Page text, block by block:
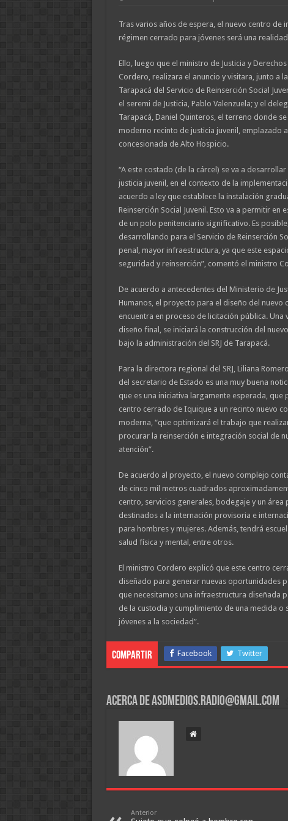
Tras varios años de espera, el nuevo centro de
régimen cerrado para jóvenes será una
Ello, luego que el ministro de Justicia y Derechos
Cordero, realizara el anuncio y visitara, junto a
Tarapacá del Servicio de Reinserción Social
el seremi de Justicia, Pablo Valenzuela; y el
Tarapacá, Daniel Quinteros, el terreno donde
moderno recinto de justicia juvenil, emplazado
concesionada de Alto Hospicio.
“A este costado (de la cárcel) se va a
justicia juvenil, en el contexto de la
acuerdo a ley que establece la instalación
Reinserción Social Juvenil. Esto va a permitir en
de un polo penitenciario significativo. Es
desarrollando para el Servicio de Reinserción
penal, mayor infraestructura, ya que este
seguridad y reinserción”, comentó el ministro
De acuerdo a antecedentes del Ministerio de
Humanos, el proyecto para el diseño del nuevo
encuentra en proceso de licitación pública. Una
diseño final, se iniciará la construcción del
bajo la administración del SRJ de Tarapacá.
Para la directora regional del SRJ, Liliana
del secretario de Estado es una muy buena
que es una iniciativa largamente esperada, que
centro cerrado de Iquique a un recinto nuevo
moderna, “que optimizará el trabajo que
procurar la reinserción e integración social de
atención”.
De acuerdo al proyecto, el nuevo complejo
de cinco mil metros cuadrados
centro, servicios generales, bodegaje y un
destinados a la internación provisoria e
para hombres y mujeres. Además, tendrá
salud física y mental, entre otros.
El ministro Cordero explicó que este centro
diseñado para generar nuevas oportunidades
que necesitamos una infraestructura diseñada
de la custodia y cumplimiento de una medida
jóvenes a la sociedad”.
Compartir Facebook Twitter
Acerca de asdmedios.radio@gmail.com
Anterior